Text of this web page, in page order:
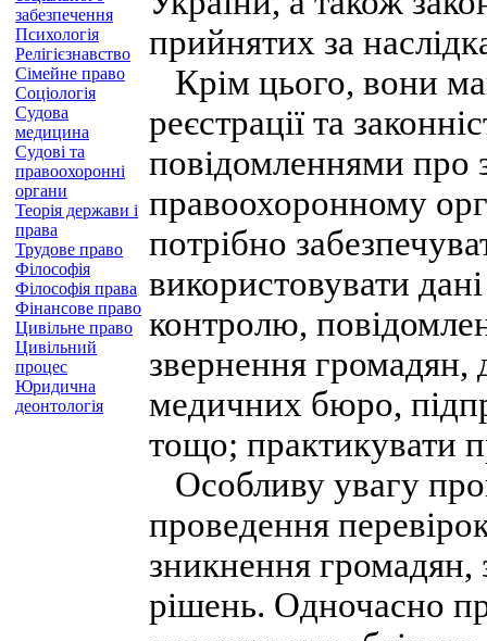
забезпечення
Психологія
Релігієзнавство
Сімейне право
Соціологія
Судова
медицина
Судові та
правоохоронні
органи
Теорія держави і
права
Трудове право
Філософія
Філософія права
Фінансове право
Цивільне право
Цивільний
процес
Юридична
деонтологія
прийнятих за
Крім цього, вони
реєстрації та
повідомленнями про
правоохоронному
потрібно
використовувати
контролю,
звернення громадян,
медичних бюро,
тощо; практикувати
Особливу увагу
проведення
зникнення громадян,
рішень. Одночасно